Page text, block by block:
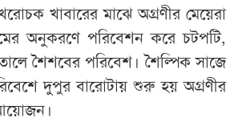
খাবারের মাঝে অগ্রণীর মেয়েরা
অনুকরণে পরিবেশন করে চটপটি,
শৈশবের পরিবেশ। শৈল্পিক সাজে
দুপুর বারোটায় শুরু হয় অগ্রণীর